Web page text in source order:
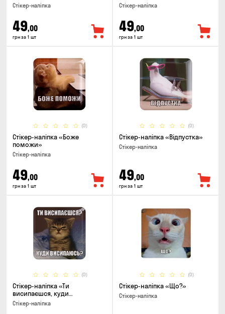
Стікер-наліпка
49,00
грн за 1 шт
Стікер-наліпка
49,00
грн за 1 шт
(0)
Стікер-наліпка «Боже
поможи»
Стікер-наліпка
49,00
грн за 1 шт
(0)
Стікер-наліпка «Відпустка»
Стікер-наліпка
49,00
грн за 1 шт
(0)
Стікер-наліпка «Ти
висипаєшся, куди
висипаюсь»
Стікер-наліпка
(0)
Стікер-наліпка «Що?»
Стікер-наліпка